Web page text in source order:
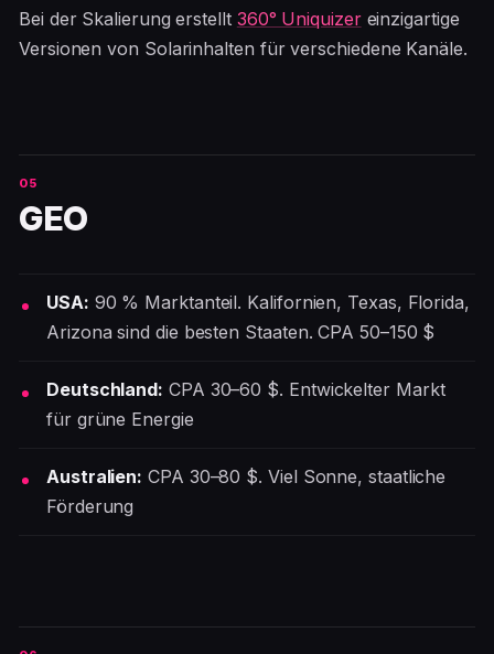
Bei der Skalierung erstellt 360° Uniquizereinzigartige
Versionen von Solarinhalten für verschiedene Kanäle.
GEO
USA: 90 % Marktanteil. Kalifornien, Texas, Florida,
Arizona sind die besten Staaten. CPA 50–150 $
Deutschland: CPA 30–60 $. Entwickelter Markt
für grüne Energie
Australien: CPA 30–80 $. Viel Sonne, staatliche
Förderung